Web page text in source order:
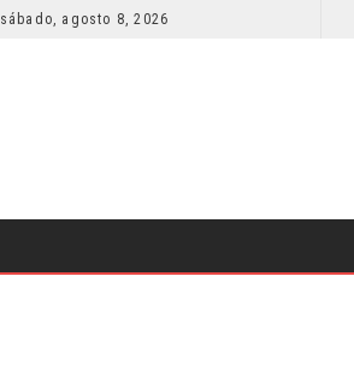
CINE
sábado, agosto 8, 2026